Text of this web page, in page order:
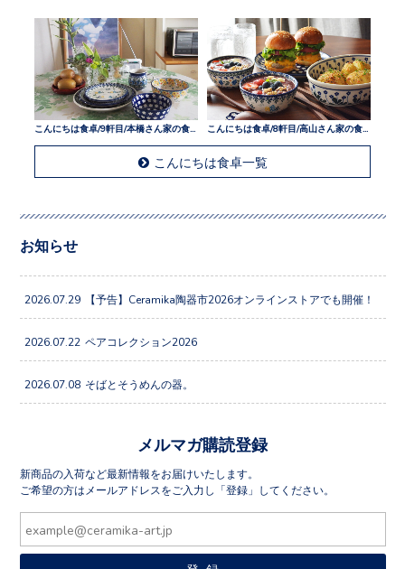
こんにちは食卓/9軒目/本橋さん家の食卓
こんにちは食卓一覧
お知らせ
2026.07.29 【予告】Ceramika陶器市2026オンラインストアでも開催！
2026.07.22 ペアコレクション2026
2026.07.08 そばとそうめんの器。
メルマガ購読登録
新商品の入荷など最新情報をお届けいたします。
ご希望の方はメールアドレスをご入力し「登録」してください。